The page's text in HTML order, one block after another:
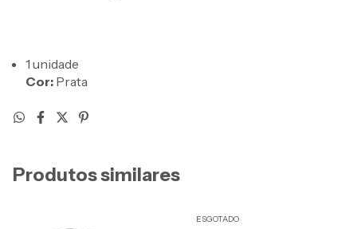
1 unidade
Cor: Prata
Produtos similares
ESGOTADO